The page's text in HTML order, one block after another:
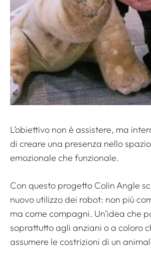
L’obiettivo non è assistere, ma
di creare una presenza nello
emozionale che funzionale.
Con questo progetto Colin Angle
nuovo utilizzo dei robot: non più
ma come compagni. Un’idea che
soprattutto agli anziani o a coloro
assumere le costrizioni di un